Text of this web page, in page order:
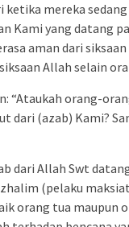
mereka
Kami yang datang
aman dari
Allah selain
“Ataukah orang-
dari (azab) Kami?
dari Allah Swt
(pelaku
orang tua maupun